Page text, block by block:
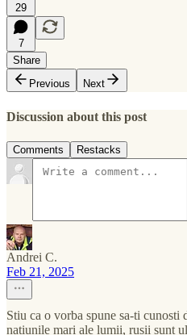
29
7
Share
Previous
Next
Discussion about this post
Comments Restacks
Andrei C.
Feb 21, 2025
Stiu ca o vorba spune sa-ti cunosti
natiunile mari ale lumii, rusii sunt